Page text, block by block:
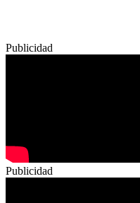
Publicidad
Publicidad